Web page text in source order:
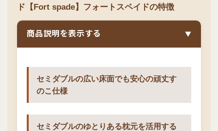
ド【Fort spade】フォートスペイドの特徴
商品説明を表示する ▼
セミダブルの広い床面でも安心の頑丈す
のこ仕様
セミダブルのゆとりある枕元を活用する